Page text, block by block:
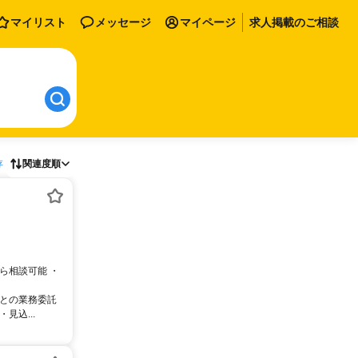
マイリスト メッセージ マイページ 求人掲載のご相談
関連度順
相談可能 ・
の業務委託
見込...